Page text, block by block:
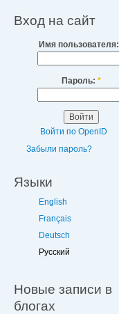
Вход на сайт
Имя пользователя:
Пароль: *
Войти по OpenID
Забыли пароль?
Языки
English
Français
Deutsch
Русский
Новые записи в
блогах